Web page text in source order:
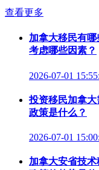
查看更多
加拿大移民有
考虑哪些因素？
2026-07-01
投资移民加拿
政策是什么？
2026-07-01
加拿大安省技